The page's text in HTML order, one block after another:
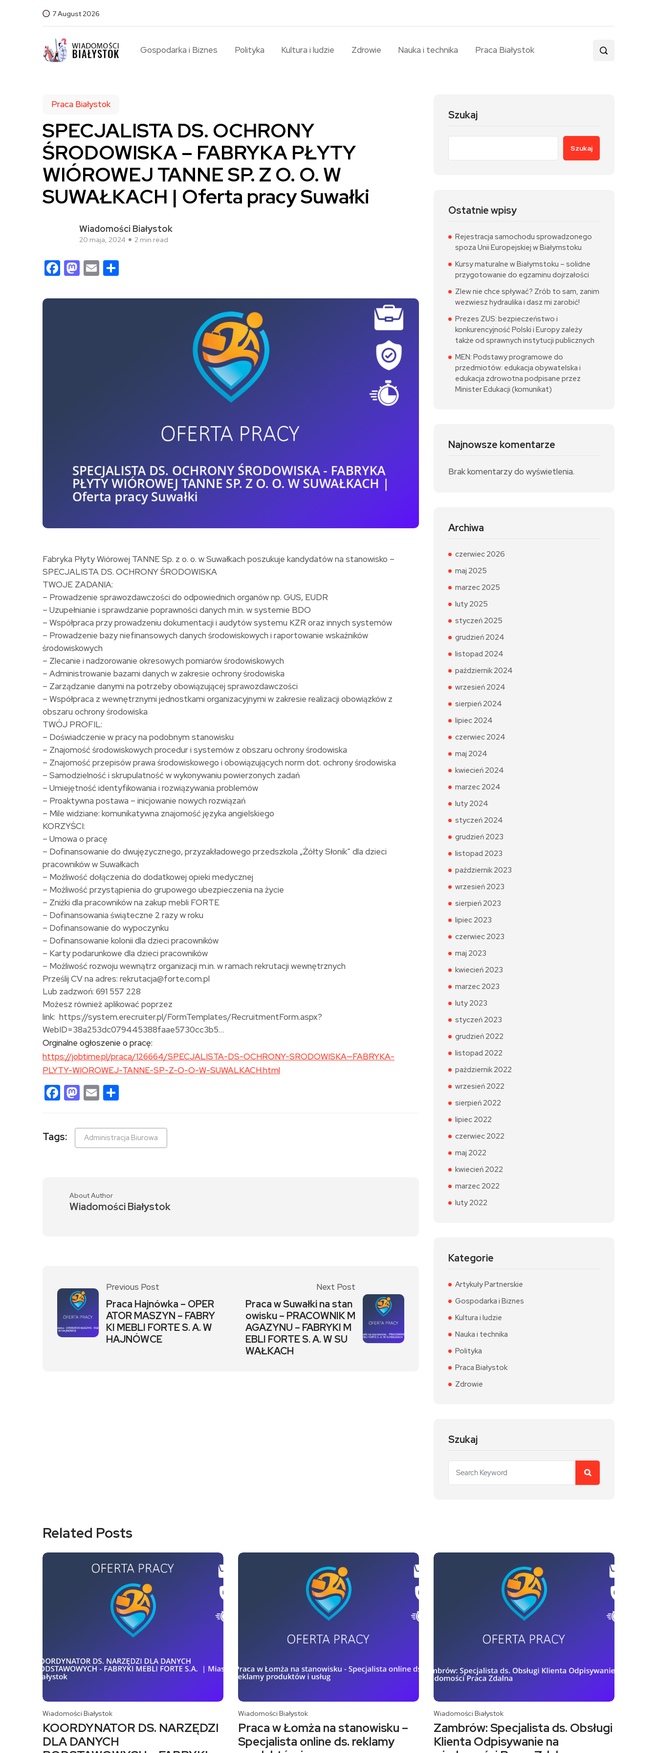
7 August 2026
Gospodarka i Biznes Polityka Kultura i ludzie Zdrowie Nauka i technika Praca Białystok
Praca Białystok
SPECJALISTA DS. OCHRONY
ŚRODOWISKA – FABRYKA PŁYTY
WIÓROWEJ TANNE SP. Z O. O. W
SUWAŁKACH | Oferta pracy Suwałki
Wiadomości Białystok
20 maja, 2024 2 min read
Facebook
Mastodon
Email
Fabryka Płyty Wiórowej TANNE Sp. z o. o. w Suwałkach poszukuje kandydatów na stanowisko –
SPECJALISTA DS. OCHRONY ŚRODOWISKA
TWOJE ZADANIA:
– Prowadzenie sprawozdawczości do odpowiednich organów np. GUS, EUDR
– Uzupełnianie i sprawdzanie poprawności danych m.in. w systemie BDO
– Współpraca przy prowadzeniu dokumentacji i audytów systemu KZR oraz innych systemów
– Prowadzenie bazy niefinansowych danych środowiskowych i raportowanie wskaźników
środowiskowych
– Zlecanie i nadzorowanie okresowych pomiarów środowiskowych
– Administrowanie bazami danych w zakresie ochrony środowiska
– Zarządzanie danymi na potrzeby obowiązującej sprawozdawczości
– Współpraca z wewnętrznymi jednostkami organizacyjnymi w zakresie realizacji obowiązków z
obszaru ochrony środowiska
TWÓJ PROFIL:
– Doświadczenie w pracy na podobnym stanowisku
– Znajomość środowiskowych procedur i systemów z obszaru ochrony środowiska
– Znajomość przepisów prawa środowiskowego i obowiązujących norm dot. ochrony środowiska
– Samodzielność i skrupulatność w wykonywaniu powierzonych zadań
– Umiejętność identyfikowania i rozwiązywania problemów
– Proaktywna postawa – inicjowanie nowych rozwiązań
– Mile widziane: komunikatywna znajomość języka angielskiego
KORZYŚCI:
– Umowa o pracę
– Dofinansowanie do dwujęzycznego, przyzakładowego przedszkola „Żółty Słonik” dla dzieci
pracowników w Suwałkach
– Możliwość dołączenia do dodatkowej opieki medycznej
– Możliwość przystąpienia do grupowego ubezpieczenia na życie
– Zniżki dla pracowników na zakup mebli FORTE
– Dofinansowania świąteczne 2 razy w roku
– Dofinansowanie do wypoczynku
– Dofinansowanie kolonii dla dzieci pracowników
– Karty podarunkowe dla dzieci pracowników
– Możliwość rozwoju wewnątrz organizacji m.in. w ramach rekrutacji wewnętrznych
Prześlij CV na adres: rekrutacja@forte.com.pl
Lub zadzwoń: 691 557 228
Możesz również aplikować poprzez
link: https://system.erecruiter.pl/FormTemplates/RecruitmentForm.aspx?
WebID=38a253dc079445388faae5730cc3b5…
Orginalne ogłoszenie o pracę:
https://jobtime.pl/praca/126664/SPECJALISTA-DS-OCHRONY-SRODOWISKA—FABRYKA-
PLYTY-WIOROWEJ-TANNE-SP-Z-O-O-W-SUWALKACH.html
Facebook
Mastodon
Email
Tags: Administracja Biurowa
About Author
Wiadomości Białystok
Previous Post
Praca Hajnówka – OPER
ATOR MASZYN – FABRY
KI MEBLI FORTE S. A. W
HAJNÓWCE
Next Post
Praca w Suwałki na stan
owisku – PRACOWNIK M
AGAZYNU – FABRYKI M
EBLI FORTE S. A. W SU
WAŁKACH
Szukaj
Szukaj
Ostatnie wpisy
Rejestracja samochodu sprowadzonego
spoza Unii Europejskiej w Białymstoku
Kursy maturalne w Białymstoku – solidne
przygotowanie do egzaminu dojrzałości
Zlew nie chce spływać? Zrób to sam, zanim
wezwiesz hydraulika i dasz mi zarobić!
Prezes ZUS: bezpieczeństwo i
konkurencyjność Polski i Europy zależy
także od sprawnych instytucji publicznych
MEN: Podstawy programowe do
przedmiotów: edukacja obywatelska i
edukacja zdrowotna podpisane przez
Minister Edukacji (komunikat)
Najnowsze komentarze
Brak komentarzy do wyświetlenia.
Archiwa
czerwiec 2026
maj 2025
marzec 2025
luty 2025
styczeń 2025
grudzień 2024
listopad 2024
październik 2024
wrzesień 2024
sierpień 2024
lipiec 2024
czerwiec 2024
maj 2024
kwiecień 2024
marzec 2024
luty 2024
styczeń 2024
grudzień 2023
listopad 2023
październik 2023
wrzesień 2023
sierpień 2023
lipiec 2023
czerwiec 2023
maj 2023
kwiecień 2023
marzec 2023
luty 2023
styczeń 2023
grudzień 2022
listopad 2022
październik 2022
wrzesień 2022
sierpień 2022
lipiec 2022
czerwiec 2022
maj 2022
kwiecień 2022
marzec 2022
luty 2022
Kategorie
Artykuły Partnerskie
Gospodarka i Biznes
Kultura i ludzie
Nauka i technika
Polityka
Praca Białystok
Zdrowie
Szukaj
Related Posts
Wiadomości Białystok
KOORDYNATOR DS. NARZĘDZI
DLA DANYCH
Wiadomości Białystok
Praca w Łomża na stanowisku –
Specjalista online ds. reklamy
Wiadomości Białystok
Zambrów: Specjalista ds. Obsługi
Klienta Odpisywanie na